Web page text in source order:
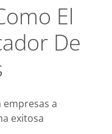
El
De
empresas a
exitosa